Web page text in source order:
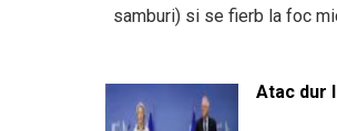
samburi) si se fierb la foc
Atac dur